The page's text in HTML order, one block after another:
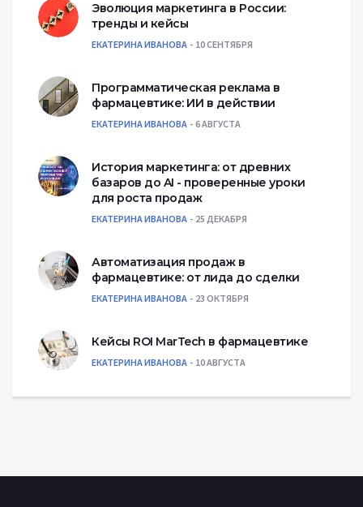
Эволюция маркетинга в России:
тренды и кейсы
ЕКАТЕРИНА ИВАНОВА 10 СЕНТЯБРЯ
Программатическая реклама в
фармацевтике: ИИ в действии
ЕКАТЕРИНА ИВАНОВА 6 АВГУСТА
История маркетинга: от древних
базаров до AI - проверенные уроки
для роста продаж
ЕКАТЕРИНА ИВАНОВА 25 ДЕКАБРЯ
Автоматизация продаж в
фармацевтике: от лида до сделки
ЕКАТЕРИНА ИВАНОВА 23 ОКТЯБРЯ
Кейсы ROI MarTech в фармацевтике
ЕКАТЕРИНА ИВАНОВА 10 АВГУСТА